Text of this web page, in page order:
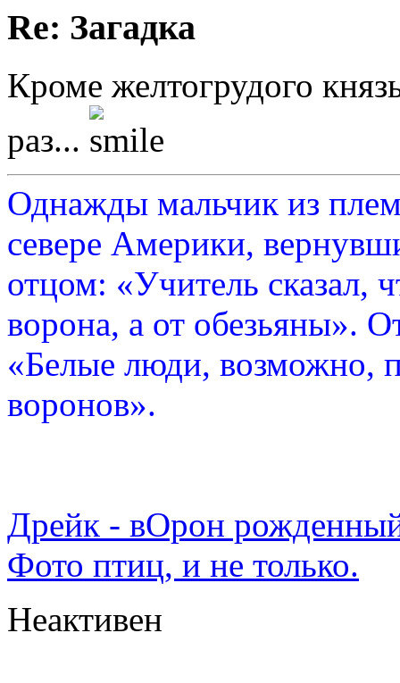
Re: Загадка
Кроме желтогрудого
раз...
Однажды мальчик из
севере Америки,
отцом: «Учитель сказал,
ворона, а от обезьяны».
«Белые люди, возможно,
воронов».
Дрейк - вОрон
Фото птиц, и не только.
Неактивен